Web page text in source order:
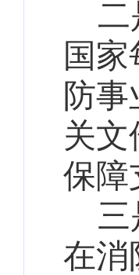
二
国
防
关
保障
三
在消